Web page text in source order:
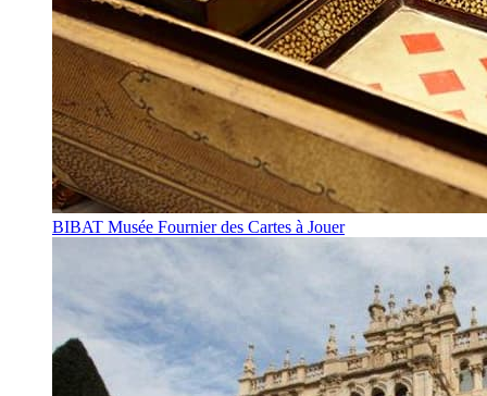
BIBAT Musée Fournier des Cartes à Jouer